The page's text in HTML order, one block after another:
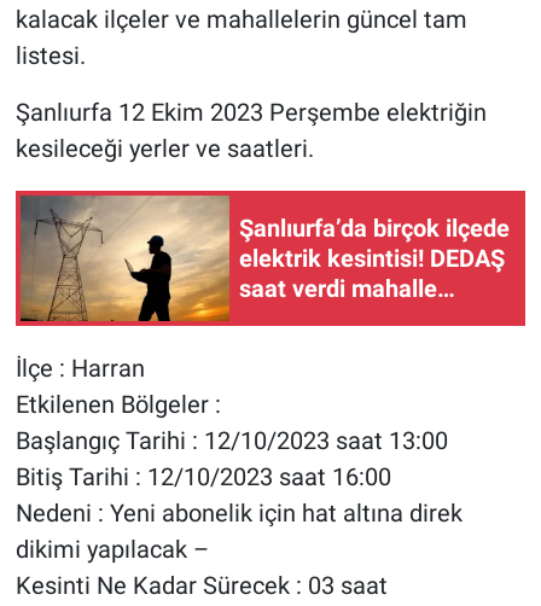
kalacak ilçeler ve mahallelerin güncel tam
listesi.
Şanlıurfa 12 Ekim 2023 Perşembe elektriğin
kesileceği yerler ve saatleri.
Şanlıurfa’da birçok ilçede
elektrik kesintisi! DEDAŞ
saat verdi mahalle
İlçe : Harran
Etkilenen Bölgeler :
Başlangıç Tarihi : 12/10/2023 saat 13:00
Bitiş Tarihi : 12/10/2023 saat 16:00
Nedeni : Yeni abonelik için hat altına direk
dikimi yapılacak –
Kesinti Ne Kadar Sürecek : 03 saat